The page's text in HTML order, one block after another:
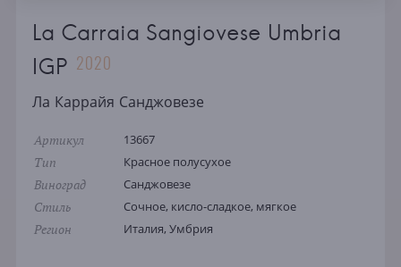
La Carraia Sangiovese Umbria
IGP 2020
Ла Каррайя Санджовезе
Артикул 13667
Тип Красное полусухое
Виноград Санджовезе
Стиль Сочное, кисло-сладкое, мягкое
Регион Италия, Умбрия